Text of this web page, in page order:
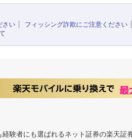
さい
フィッシング詐欺にご注意ください
験者にも選ばれるネット証券の楽天